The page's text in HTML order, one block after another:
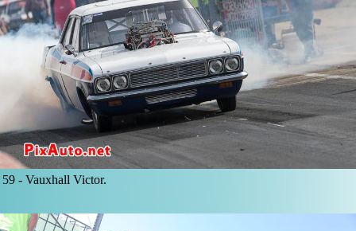
59 -Vauxhall Victor.